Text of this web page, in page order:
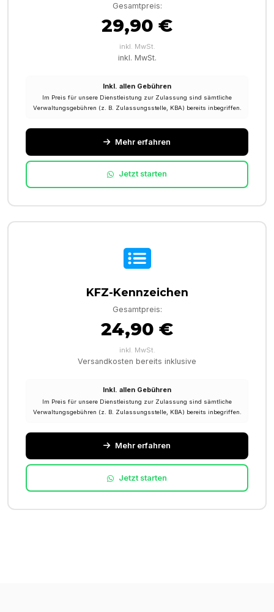
Gesamtpreis:
29,90 €
inkl. MwSt.
inkl. MwSt.
Inkl. allen Gebühren
Im Preis für unsere Dienstleistung zur Zulassung sind sämtliche
Verwaltungsgebühren (z. B. Zulassungsstelle, KBA) bereits inbegriffen.
Mehr erfahren
Jetzt starten
KFZ-Kennzeichen
Gesamtpreis:
24,90 €
inkl. MwSt.
Versandkosten bereits inklusive
Inkl. allen Gebühren
Im Preis für unsere Dienstleistung zur Zulassung sind sämtliche
Verwaltungsgebühren (z. B. Zulassungsstelle, KBA) bereits inbegriffen.
Mehr erfahren
Jetzt starten